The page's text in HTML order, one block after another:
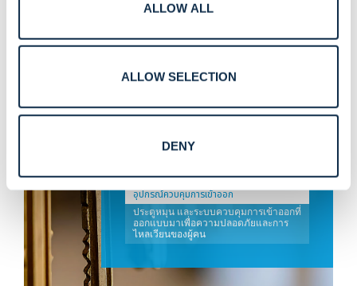
ALLOW ALL
ALLOW SELECTION
DENY
ระบบรักษาความปลอดภัย
ทางกายภาพหลัก
อุปกรณ์ล็อค
และไฟฟ้าเชิงกลที่เชื่อถือได้
ควบคุม ติดตาม และจัดการกุญแจเพื่อให้
อุปกรณ์ควบคุมการเข้าออก
ประตูหมุน และระบบควบคุมการเข้าออกที่
ออกแบบมาเพื่อความปลอดภัยและการ
ไหลเวียนของผู้คน